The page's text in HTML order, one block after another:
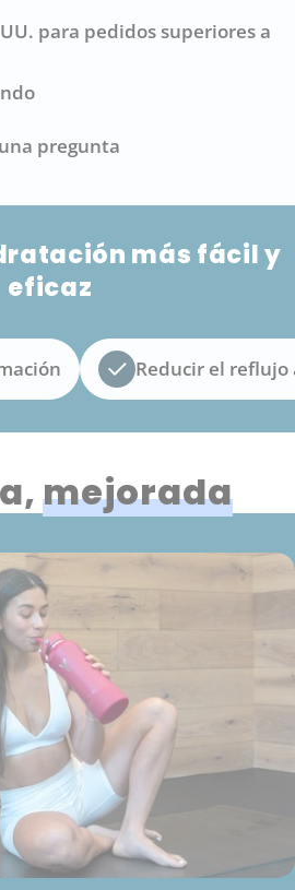
para pedidos superiores a
pregunta
más fácil y
eficaz
Reducir el reflujo
mejorada